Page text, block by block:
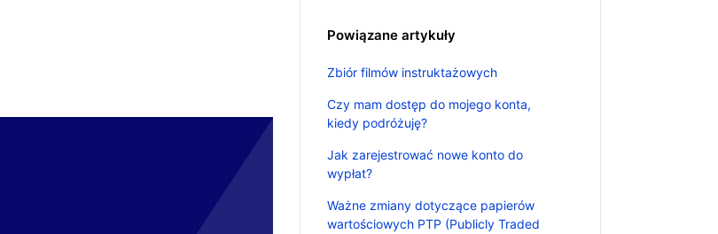
Powiązane artykuły
Zbiór filmów instruktażowych
Czy mam dostęp do mojego konta,
kiedy podróżuję?
Jak zarejestrować nowe konto do
wypłat?
Ważne zmiany dotyczące papierów
wartościowych PTP (Publicly Traded